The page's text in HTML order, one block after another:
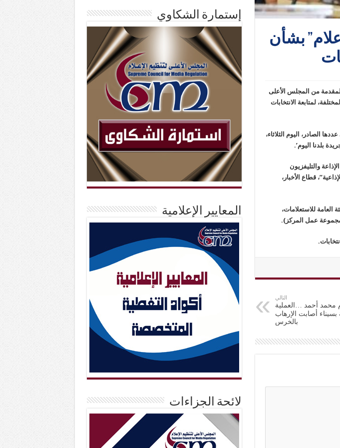
بشأن
من المجلس الأعلى
لمتابعة الانتخابات
الصادر، اليوم الثلاثاء،
والتليفزيون
قطاع الأخبار،
العامة للاستعلامات،
مجموعة عمل المركز).
التالي
محمد أحمد …العملية
بسيناء أصابت الإرهاب
بالخرس
إستمارة الشكاوي
المعايير الإعلامية
لائحة الجزاءات